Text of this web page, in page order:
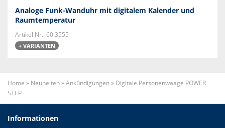
Analoge Funk-Wanduhr mit digitalem Kalender und
Raumtemperatur
Artikel Nr.: 60.3555
+ VARIANTEN
Home » Neuheiten»Ankündigungen» Digitale Personenwaage POWER
STEP
Informationen